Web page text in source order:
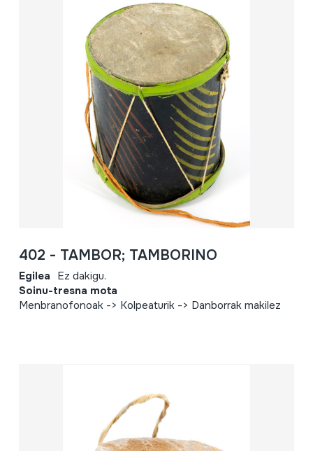
402 - TAMBOR; TAMBORINO
Egilea Ez dakigu.
Soinu-tresna mota
Menbranofonoak -> Kolpeaturik -> Danborrak makilez